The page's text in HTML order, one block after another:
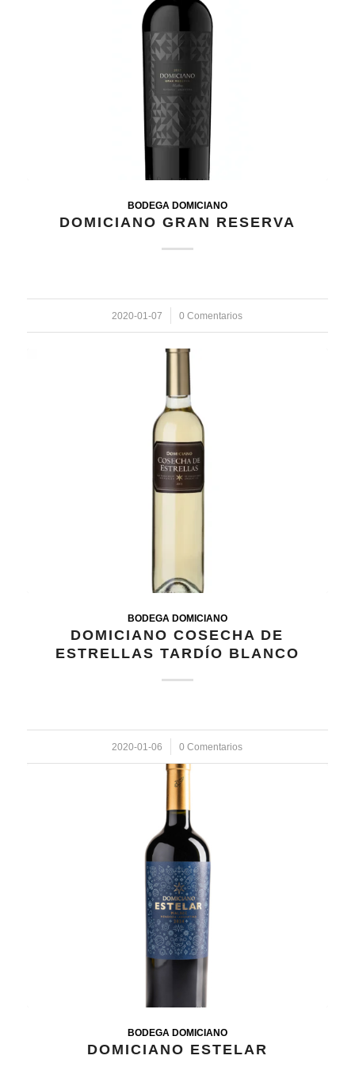
BODEGA DOMICIANO
DOMICIANO GRAN RESERVA
2020-01-07
/ 0 Comentarios
BODEGA DOMICIANO
DOMICIANO COSECHA DE
ESTRELLAS TARDÍO BLANCO
2020-01-06
/ 0 Comentarios
BODEGA DOMICIANO
DOMICIANO ESTELAR